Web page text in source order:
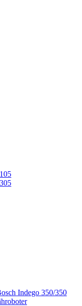
Indego 350/350